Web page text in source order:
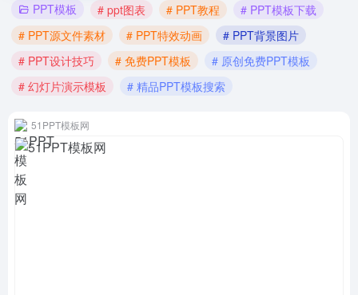
PPT模板 # ppt图表 # PPT教程
# PPT模板下载
# PPT源文件素材
# PPT特效动画
# PPT背景图片
# PPT设计技巧
# 免费PPT模板
# 原创免费PPT模板
# 幻灯片演示模板
# 精品PPT模板搜索
51PPT模板网